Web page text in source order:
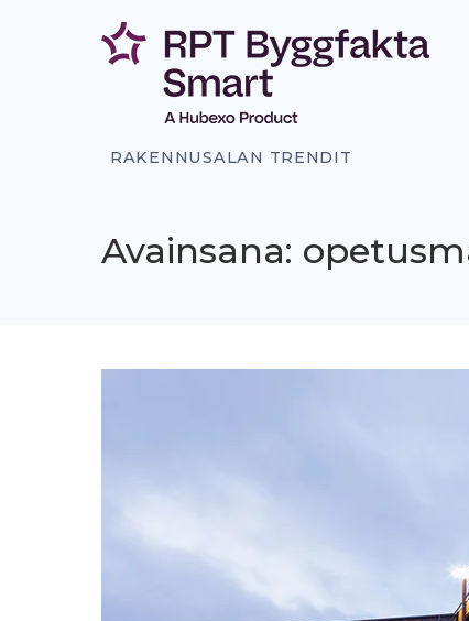
RAKENNUSALAN TRENDIT
Avainsana: